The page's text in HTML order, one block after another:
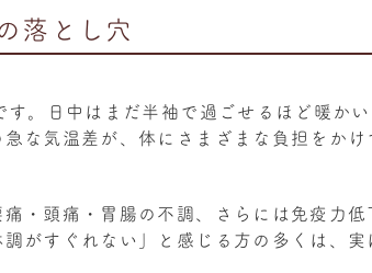
落とし穴
。日中はまだ半袖で過ごせるほど暖か
な気温差が、体にさまざまな負担をかけ
・頭痛・胃腸の不調、さらには免疫力
がすぐれない」と感じる方の多くは、